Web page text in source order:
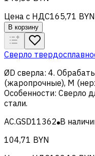
Цена с НДС165,71 BYN
В корзину
Сверло
ØD сверла: 4.
(жаропрочные), M
Особенности: Сверло
стали.
AC.GSD11362 В
104,71 BYN